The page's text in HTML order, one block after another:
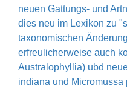
neuen Gattungs- und
dies neu im Lexikon zu
taxonomischen
erfreulicherweise auch
Australophyllia) ubd
indiana und